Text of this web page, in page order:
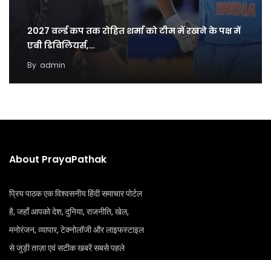
2027 वर्ल्ड कप तक रोहित शर्मा को टीम में रखने के पक्ष में
एबी डिविलियर्स,…
By admin
About PrayaPathak
प्रिय पाठक एक विश्वसनीय हिंदी समाचार पोर्टल
है, जहाँ आपको देश, दुनिया, राजनीति, खेल,
मनोरंजन, व्यापार, टेक्नोलॉजी और लाइफस्टाइल
से जुड़ी ताज़ा एवं सटीक खबरें सबसे पहले